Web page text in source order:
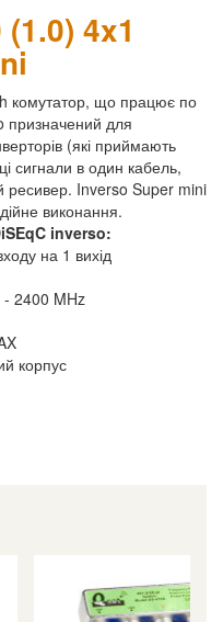
4x1
комутатор, що працює по
призначений для
(які приймають
сигнали в один кабель,
ресивер. Inverso Super mini
виконання.
inverso:
на 1 вихід
- 2400 MHz
корпус